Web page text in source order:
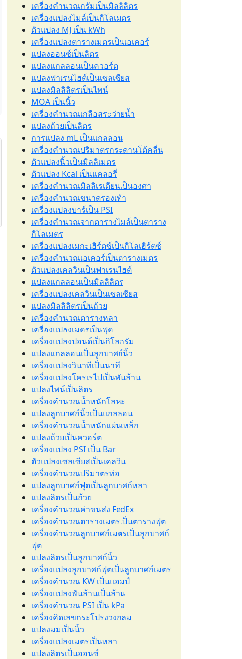
เครื่องคำนวณกรัมเป็นมิลลิลิตร
เครื่องแปลงไมล์เป็นกิโลเมตร
ตัวแปลง MJ เป็น kWh
เครื่องแปลงตารางเมตรเป็นเอเคอร์
แปลงออนซ์เป็นลิตร
แปลงแกลลอนเป็นควอร์ต
แปลงฟาเรนไฮต์เป็นเซลเซียส
แปลงมิลลิลิตรเป็นไพน์
MOA เป็นนิ้ว
เครื่องคำนวณเกลือสระว่ายน้ำ
แปลงถ้วยเป็นลิตร
การแปลง mL เป็นแกลลอน
เครื่องคำนวณปริมาตรกระดานโต้คลื่น
ตัวแปลงนิ้วเป็นมิลลิเมตร
ตัวแปลง Kcal เป็นแคลอรี่
เครื่องคำนวณมิลลิเรเดียนเป็นองศา
เครื่องคำนวณขนาดรองเท้า
เครื่องแปลงบาร์เป็น PSI
เครื่องคำนวณจากตารางไมล์เป็นตาราง
กิโลเมตร
เครื่องแปลงเมกะเฮิร์ตซ์เป็นกิโลเฮิร์ตซ์
เครื่องคำนวณเอเคอร์เป็นตารางเมตร
ตัวแปลงเคลวินเป็นฟาเรนไฮต์
แปลงแกลลอนเป็นมิลลิลิตร
เครื่องแปลงเคลวินเป็นเซลเซียส
แปลงมิลลิลิตรเป็นถ้วย
เครื่องคำนวณตารางหลา
เครื่องแปลงเมตรเป็นฟุต
เครื่องแปลงปอนด์เป็นกิโลกรัม
แปลงแกลลอนเป็นลูกบาศก์นิ้ว
เครื่องแปลงวินาทีเป็นนาที
เครื่องแปลงโครเรไปเป็นพันล้าน
แปลงไพน์เป็นลิตร
เครื่องคำนวณน้ำหนักโลหะ
แปลงลูกบาศก์นิ้วเป็นแกลลอน
เครื่องคำนวณน้ำหนักแผ่นเหล็ก
แปลงถ้วยเป็นควอร์ต
เครื่องแปลง PSI เป็น Bar
ตัวแปลงเซลเซียสเป็นเคลวิน
เครื่องคำนวณปริมาตรท่อ
แปลงลูกบาศก์ฟุตเป็นลูกบาศก์หลา
แปลงลิตรเป็นถ้วย
เครื่องคำนวณค่าขนส่ง FedEx
เครื่องคำนวณตารางเมตรเป็นตารางฟุต
เครื่องคำนวณลูกบาศก์เมตรเป็นลูกบาศก์
ฟุต
แปลงลิตรเป็นลูกบาศก์นิ้ว
เครื่องแปลงลูกบาศก์ฟุตเป็นลูกบาศก์เมตร
เครื่องคำนวณ KW เป็นแอมป์
เครื่องแปลงพันล้านเป็นล้าน
เครื่องคำนวณ PSI เป็น kPa
เครื่องคิดเลขกระโปรงวงกลม
แปลงมมเป็นนิ้ว
เครื่องแปลงเมตรเป็นหลา
แปลงลิตรเป็นออนซ์